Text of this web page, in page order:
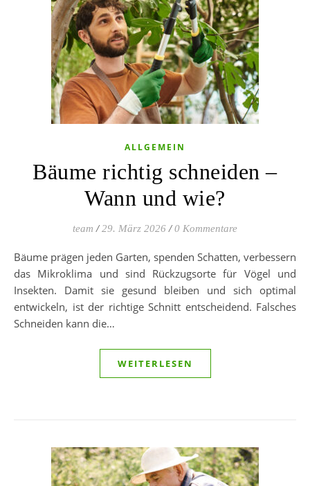
ALLGEMEIN
Bäume richtig schneiden –
Wann und wie?
team / 29. März 2026 / 0 Kommentare
Bäume prägen jeden Garten, spenden Schatten, verbessern
das Mikroklima und sind Rückzugsorte für Vögel und
Insekten. Damit sie gesund bleiben und sich optimal
entwickeln, ist der richtige Schnitt entscheidend. Falsches
Schneiden kann die…
WEITERLESEN